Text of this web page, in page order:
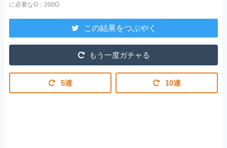
に必要なG：200G
この結果をつぶやく
もう一度ガチャる
5連 10連